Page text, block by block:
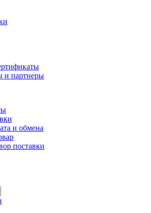
и партнеры
и обмена
поставки